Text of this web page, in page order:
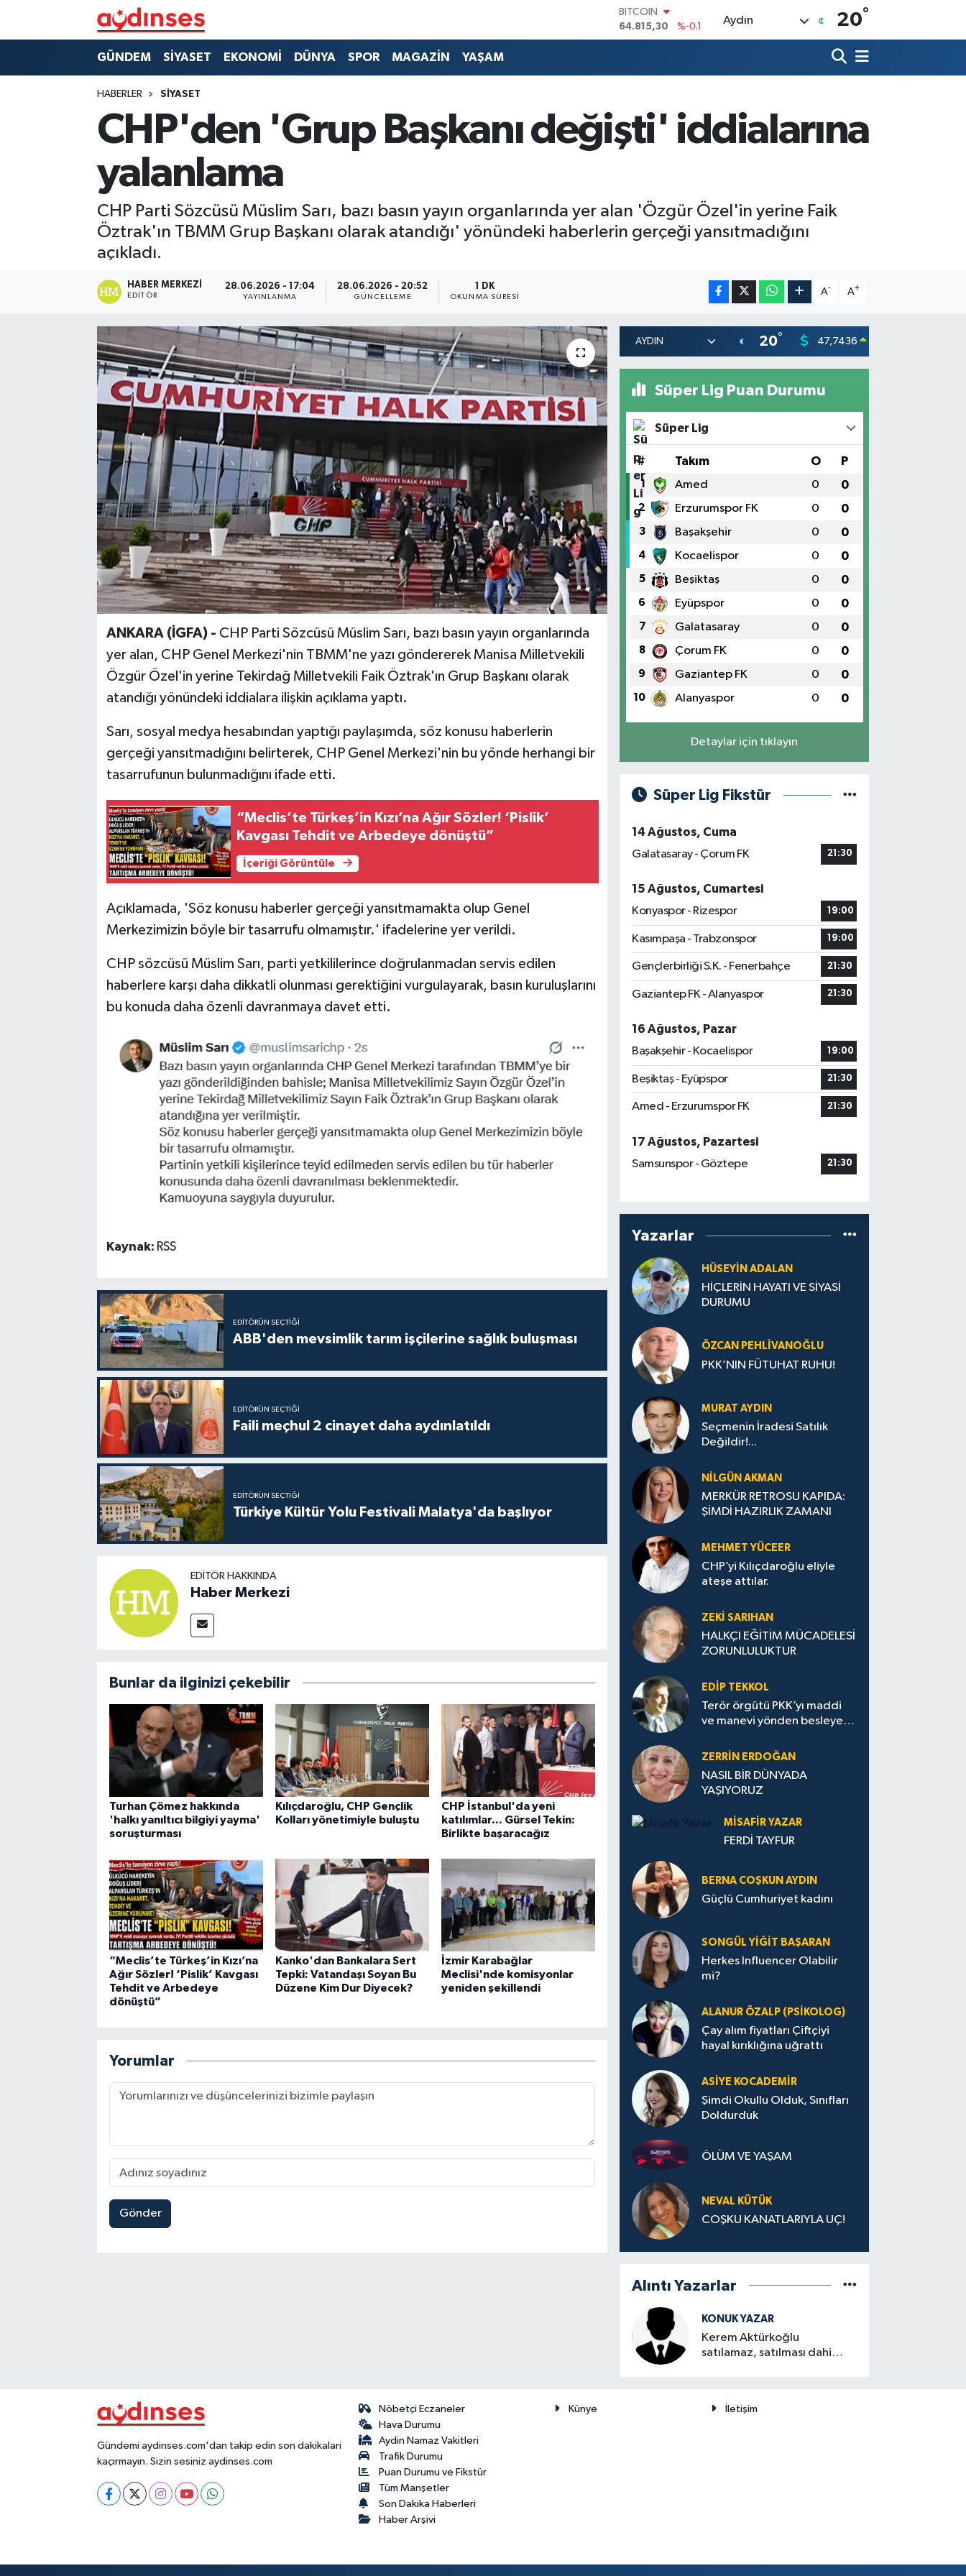
DOLAR
47,7436
%0.18
EURO
6660.55
%0
BİST100
13.779
%-14
Aydın 20°
GÜNDEM SİYASET EKONOMİ DÜNYA SPOR MAGAZİN YAŞAM
HABERLER SİYASET
CHP'den 'Grup Başkanı değişti' iddialarına
yalanlama
CHP Parti Sözcüsü Müslim Sarı, bazı basın yayın organlarında yer alan 'Özgür Özel'in yerine Faik
Öztrak'ın TBMM Grup Başkanı olarak atandığı' yönündeki haberlerin gerçeği yansıtmadığını
açıkladı.
HABER MERKEZI
EDITÖR
28.06.2026 - 17:04
YAYINLANMA
28.06.2026 - 20:52
GÜNCELLEME
1 DK
OKUNMA SÜRESI
A- A+
ANKARA (İGFA) - CHP Parti Sözcüsü Müslim Sarı, bazı basın yayın organlarında
yer alan, CHP Genel Merkezi'nin TBMM'ne yazı göndererek Manisa Milletvekili
Özgür Özel'in yerine Tekirdağ Milletvekili Faik Öztrak'ın Grup Başkanı olarak
atandığı yönündeki iddialara ilişkin açıklama yaptı.
Sarı, sosyal medya hesabından yaptığı paylaşımda, söz konusu haberlerin
gerçeği yansıtmadığını belirterek, CHP Genel Merkezi'nin bu yönde herhangi bir
tasarrufunun bulunmadığını ifade etti.
“Meclis’te Türkeş’in Kızı’na Ağır Sözler! ‘Pislik’
Kavgası Tehdit ve Arbedeye dönüştü”
İçeriği Görüntüle
Açıklamada, 'Söz konusu haberler gerçeği yansıtmamakta olup Genel
Merkezimizin böyle bir tasarrufu olmamıştır.' ifadelerine yer verildi.
CHP sözcüsü Müslim Sarı, parti yetkililerince doğrulanmadan servis edilen
haberlere karşı daha dikkatli olunması gerektiğini vurgulayarak, basın kuruluşlarını
bu konuda daha özenli davranmaya davet etti.
Kaynak: RSS
EDITÖRÜN SEÇTIĞI
ABB'den mevsimlik tarım işçilerine sağlık buluşması
EDITÖRÜN SEÇTIĞI
Faili meçhul 2 cinayet daha aydınlatıldı
EDITÖRÜN SEÇTIĞI
Türkiye Kültür Yolu Festivali Malatya'da başlıyor
EDITÖR HAKKINDA
Haber Merkezi
Bunlar da ilginizi çekebilir
Turhan Çömez hakkında
'halkı yanıltıcı bilgiyi yayma'
soruşturması
Kılıçdaroğlu, CHP Gençlik
Kolları yönetimiyle buluştu
CHP İstanbul'da yeni
katılımlar... Gürsel Tekin:
Birlikte başaracağız
“Meclis’te Türkeş’in Kızı’na
Ağır Sözler! ‘Pislik’ Kavgası
Tehdit ve Arbedeye
dönüştü”
Kanko'dan Bankalara Sert
Tepki: Vatandaşı Soyan Bu
Düzene Kim Dur Diyecek?
İzmir Karabağlar
Meclisi'nde komisyonlar
yeniden şekillendi
Yorumlar
Gönder
20° 47,7436 0.18
Süper Lig Puan Durumu
Süper Lig
# Takım O P
1 Amed 0 0
2 Erzurumspor FK 0 0
3 Başakşehir 0 0
4 Kocaelispor 0 0
5 Beşiktaş 0 0
6 Eyüpspor 0 0
7 Galatasaray 0 0
8 Çorum FK 0 0
9 Gaziantep FK 0 0
10 Alanyaspor 0 0
Detaylar için tıklayın
Süper Lig Fikstür
14 Ağustos, Cuma
Galatasaray - Çorum FK
21:30
15 Ağustos, Cumartesi
Konyaspor - Rizespor
19:00
Kasımpaşa - Trabzonspor 19:00
Gençlerbirliği S.K. - Fenerbahçe 21:30
Gaziantep FK - Alanyaspor 21:30
16 Ağustos, Pazar
Başakşehir - Kocaelispor
19:00
Beşiktaş - Eyüpspor 21:30
Amed - Erzurumspor FK 21:30
17 Ağustos, Pazartesi
Samsunspor - Göztepe
21:30
Yazarlar
HÜSEYIN ADALAN
HİÇLERİN HAYATI VE SİYASİ
DURUMU
ÖZCAN PEHLIVANOĞLU
PKK’NIN FÜTUHAT RUHU!
MURAT AYDIN
Seçmenin İradesi Satılık
Değildir!...
NILGÜN AKMAN
MERKÜR RETROSU KAPIDA:
ŞİMDİ HAZIRLIK ZAMANI
MEHMET YÜCEER
CHP’yi Kılıçdaroğlu eliyle
ateşe attılar.
ZEKI SARIHAN
HALKÇI EĞİTİM MÜCADELESİ
ZORUNLULUKTUR
EDIP TEKKOL
Terör örgütü PKK’yı maddi
ve manevi yönden besleyen
ZERRIN ERDOĞAN
NASIL BİR DÜNYADA
YAŞIYORUZ
MISAFIR YAZAR
FERDİ TAYFUR
BERNA COŞKUN AYDIN
Güçlü Cumhuriyet kadını
SONGÜL YIĞIT BAŞARAN
Herkes Influencer Olabilir
mi?
ALANUR ÖZALP (PSIKOLOG)
Çay alım fiyatları Çiftçiyi
hayal kırıklığına uğrattı
ASIYE KOCADEMİR
Şimdi Okullu Olduk, Sınıfları
Doldurduk
ÖLÜM VE YAŞAM
NEVAL KÜTÜK
COŞKU KANATLARIYLA UÇ!
Alıntı Yazarlar
KONUK YAZAR
Kerem Aktürkoğlu
satılamaz, satılması dahi
Gündemi aydinses.com'dan takip edin son dakikalari
kaçırmayın. Sizin sesiniz aydinses.com
Nöbetçi Eczaneler
Hava Durumu
Aydin Namaz Vakitleri
Trafik Durumu
Puan Durumu ve Fikstür
Tüm Manşetler
Son Dakika Haberleri
Haber Arşivi
Künye İletişim
EKONOMİ
MAGAZİN
Nöbetçi Eczaneler
Hava Durumu
Aydin Namaz Vakitleri
Trafik Durumu
Tüm Manşetler